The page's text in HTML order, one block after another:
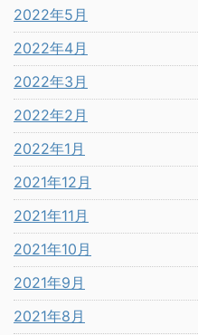
2022年5月
2022年4月
2022年3月
2022年2月
2022年1月
2021年12月
2021年11月
2021年10月
2021年9月
2021年8月